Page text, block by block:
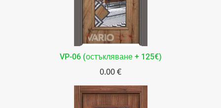
VP-06 (остъкляване + 125€)
0.00 €